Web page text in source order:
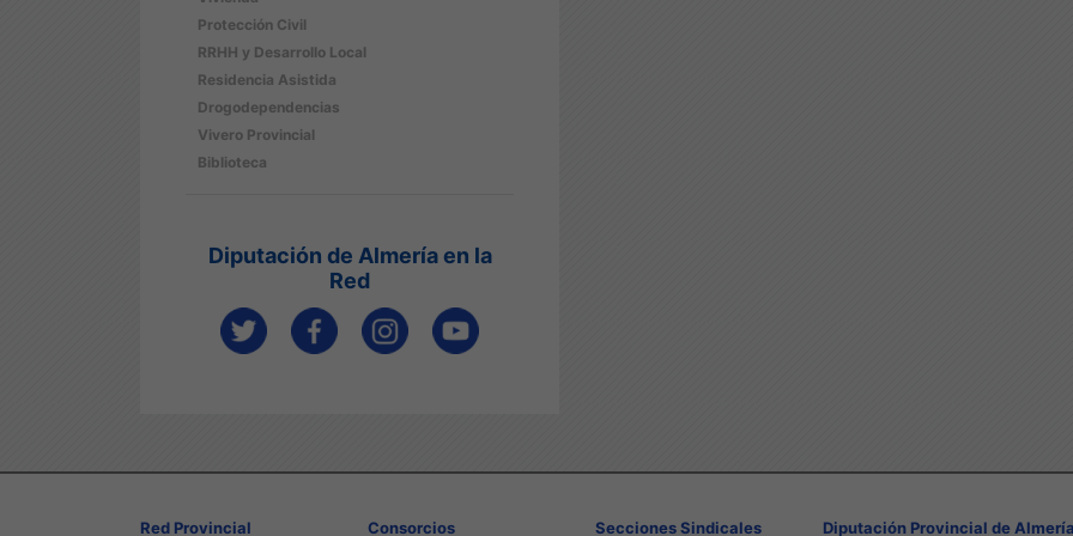
Protección Civil
RRHH y Desarrollo Local
Residencia Asistida
Drogodependencias
Vivero Provincial
Biblioteca
Diputación de Almería en la
Red
Red Provincial Consorcios Secciones Sindicales Diputación Provincial de